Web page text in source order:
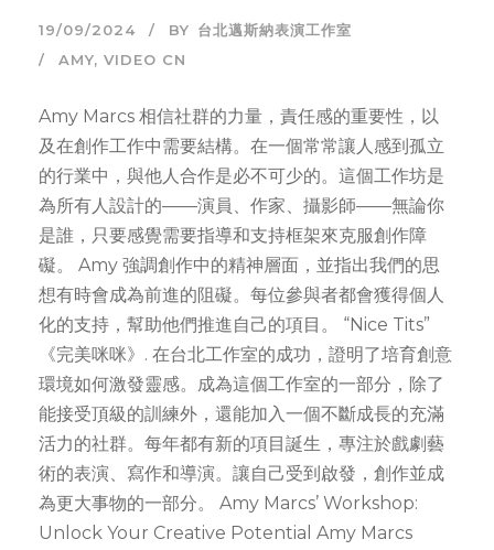
19/09/2024 BY 台北邁斯納表演工作室
AMY, VIDEO CN
Amy Marcs 相信社群的力量，責任感的重要性，以
及在創作工作中需要結構。在一個常常讓人感到孤立
的行業中，與他人合作是必不可少的。這個工作坊是
為所有人設計的——演員、作家、攝影師——無論你
是誰，只要感覺需要指導和支持框架來克服創作障
礙。 Amy 強調創作中的精神層面，並指出我們的思
想有時會成為前進的阻礙。每位參與者都會獲得個人
化的支持，幫助他們推進自己的項目。 “Nice Tits”
《完美咪咪》. 在台北工作室的成功，證明了培育創意
環境如何激發靈感。成為這個工作室的一部分，除了
能接受頂級的訓練外，還能加入一個不斷成長的充滿
活力的社群。每年都有新的項目誕生，專注於戲劇藝
術的表演、寫作和導演。讓自己受到啟發，創作並成
為更大事物的一部分。 Amy Marcs’ Workshop:
Unlock Your Creative Potential Amy Marcs